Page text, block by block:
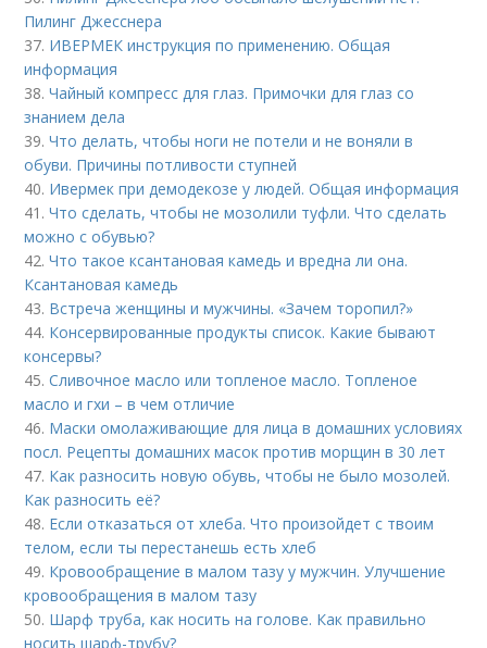
Пилинг Джесснера
37. ИВЕРМЕК инструкция по применению. Общая
информация
38.Чайный компресс для глаз. Примочки для глаз со
знанием дела
39.Что делать, чтобы ноги не потели и не воняли в
обуви. Причины потливости ступней
40. Ивермек при демодекозе у людей. Общая информация
41.Что сделать, чтобы не мозолили туфли. Что сделать
можно с обувью?
42.Что такое ксантановая камедь и вредна ли она.
Ксантановая камедь
43. Встреча женщины и мужчины. «Зачем торопил?»
44. Консервированные продукты список. Какие бывают
консервы?
45.Сливочное масло или топленое масло. Топленое
масло и гхи – в чем отличие
46. Маски омолаживающие для лица в домашних условиях
посл. Рецепты домашних масок против морщин в 30 лет
47. Как разносить новую обувь, чтобы не было мозолей.
Как разносить её?
48. Если отказаться от хлеба. Что произойдет с твоим
телом, если ты перестанешь есть хлеб
49. Кровообращение в малом тазу у мужчин. Улучшение
кровообращения в малом тазу
50. Шарф труба, как носить на голове. Как правильно
носить шарф-трубу?